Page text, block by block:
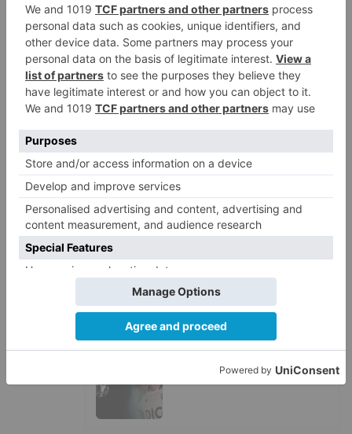
4
CCOO Burgos tramita más de 200
expedientes de regularización
de inmigrantes
piscinas municipales de Burgos
llevan seis meses sin la
desinfección obligatoria contra
LO ÚLTIMO
1
Felix Gall asalta el liderato con
una exhibición en El Escudo
refuerzo del Burgos CF para la
temporada 2026/27